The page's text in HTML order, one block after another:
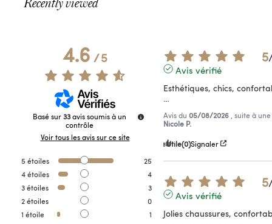
Recently viewed
4.6/5
Basé sur33avis soumis à un
contrôle
Voir tous les avis sur ce site
5 étoiles
25
4étoiles
4
3étoiles
3
2étoiles
0
1 étoile 1
5
Avis vérifié
Esthétiques, chics,
…
Avis du 05/08/2026 , suite à
Nicole P.
Utile(0)Signaler
5
Avis vérifié
Jolies chaussures,